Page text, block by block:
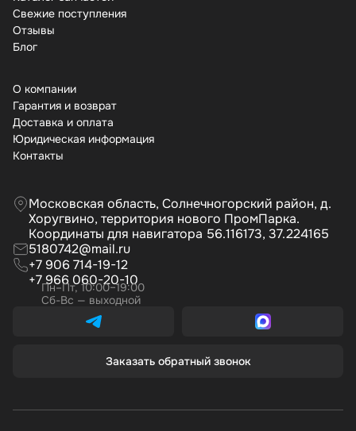
Свежие поступления
Отзывы
Бло
О компании
Гарантия и возврат
Доставка и оплата
Юридическая информация
Контакты
Московская область, Солнечногорский район, д.
Хоругвино, территория нового ПромПарка.
Координаты для навигатора 56.116173, 37.224165
5180742@mail.ru
+7 906 714-19-12
+7 966 060-20-10
Пн–Пт, 10:00–19:00
Сб-Вс — выходной
Заказать обратный звонок